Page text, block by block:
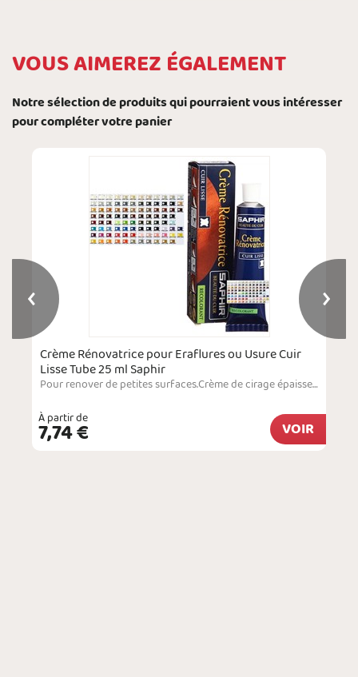
VOUS AIMEREZ ÉGALEMENT
Notre sélection de produits qui pourraient vous intéresser
pour compléter votre panier
Crème Rénovatrice pour Eraflures ou Usure Cuir
Lisse Tube 25 ml Saphir
Pour renover de petites surfaces.Crème de cirage épaisse conçue pour restaurer le cuir lisse qui laisse apparaitre des imperfections. Le produit s'utilise uniquement pour des retouches sur de petites zones. Il permet de masquer des éraflures, de combler des accrocs au niveau du bout des chaussures ou des coins d'un sac et de recouvrir des brûlures superficielles. Le produit peut s'appliquer aussi bien sur les chaussures et les sacs à main que sur…
À partir de
7,74 € VOIR